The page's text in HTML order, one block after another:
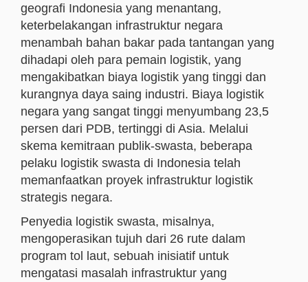
geografi Indonesia yang menantang,
keterbelakangan infrastruktur negara
menambah bahan bakar pada tantangan yang
dihadapi oleh para pemain logistik, yang
mengakibatkan biaya logistik yang tinggi dan
kurangnya daya saing industri. Biaya logistik
negara yang sangat tinggi menyumbang 23,5
persen dari PDB, tertinggi di Asia. Melalui
skema kemitraan publik-swasta, beberapa
pelaku logistik swasta di Indonesia telah
memanfaatkan proyek infrastruktur logistik
strategis negara.
Penyedia logistik swasta, misalnya,
mengoperasikan tujuh dari 26 rute dalam
program tol laut, sebuah inisiatif untuk
mengatasi masalah infrastruktur yang